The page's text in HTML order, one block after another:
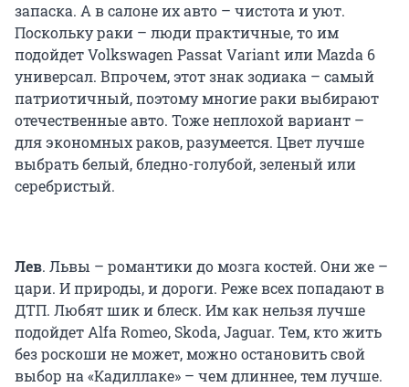
запаска. А в салоне их авто – чистота и уют.
Поскольку раки – люди практичные, то им
подойдет Volkswagen Passat Variant или Mazda 6
универсал. Впрочем, этот знак зодиака – самый
патриотичный, поэтому многие раки выбирают
отечественные авто. Тоже неплохой вариант –
для экономных раков, разумеется. Цвет лучше
выбрать белый, бледно-голубой, зеленый или
серебристый.
Лев. Львы – романтики до мозга костей. Они же –
цари. И природы, и дороги. Реже всех попадают в
ДТП. Любят шик и блеск. Им как нельзя лучше
подойдет Alfa Romeo, Skoda, Jaguar. Тем, кто жить
без роскоши не может, можно остановить свой
выбор на «Кадиллаке» – чем длиннее, тем лучше.